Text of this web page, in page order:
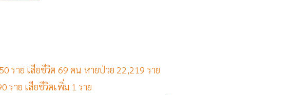
ราย เสียชีวิต 69 คน หายป่วย 22,219 ราย
ราย เสียชีวิตเพิ่ม 1 ราย